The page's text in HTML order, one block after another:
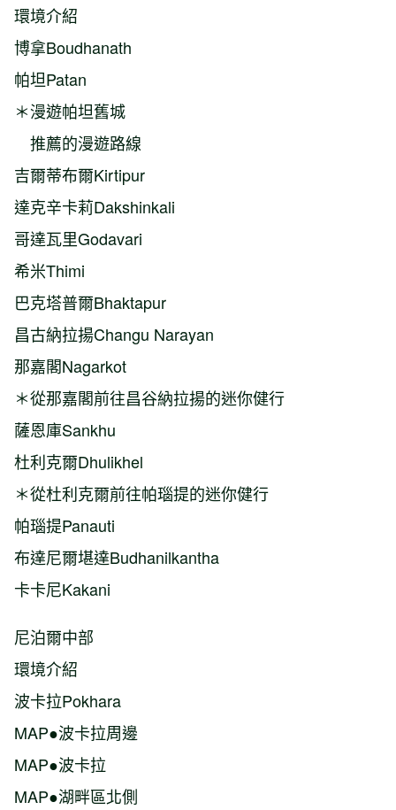
環境介紹
博拿Boudhanath
帕坦Patan
＊漫遊帕坦舊城
推薦的漫遊路線
吉爾蒂布爾Kirtipur
達克辛卡莉Dakshinkali
哥達瓦里Godavari
希米Thimi
巴克塔普爾Bhaktapur
昌古納拉揚Changu Narayan
那嘉閣Nagarkot
＊從那嘉閣前往昌谷納拉揚的迷你健行
薩恩庫Sankhu
杜利克爾Dhulikhel
＊從杜利克爾前往帕瑙提的迷你健行
帕瑙提Panauti
布達尼爾堪達Budhanilkantha
卡卡尼Kakani
尼泊爾中部
環境介紹
波卡拉Pokhara
MAP●波卡拉周邊
MAP●波卡拉
MAP●湖畔區北側